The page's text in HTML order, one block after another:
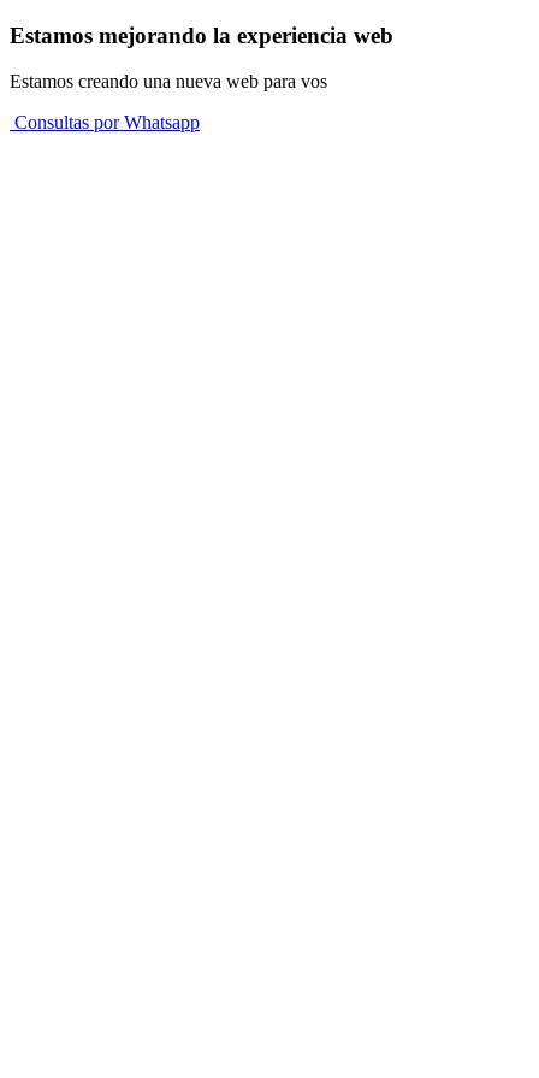
Estamos mejorando la experiencia web
Estamos creando una nueva web para vos
Consultas por Whatsapp